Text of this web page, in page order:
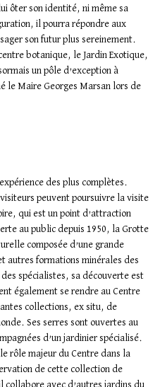
ôter son identité, ni même sa
il pourra répondre aux
son futur plus sereinement.
botanique, le Jardin Exotique,
un pôle d’exception à
le Maire Georges Marsan lors de
des plus complètes.
peuvent poursuivre la visite
qui est un point d’attraction
au public depuis 1950, la Grotte
composée d’une grande
autres formations minérales des
spécialistes, sa découverte est
également se rendre au Centre
collections, ex situ, de
Ses serres sont ouvertes au
d’un jardinier spécialisé.
rôle majeur du Centre dans la
de cette collection de